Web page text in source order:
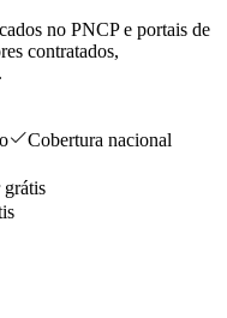
no PNCP e portais de
contratados,
Cobertura nacional
grátis